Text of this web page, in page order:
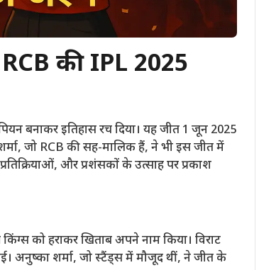
की IPL 2025
बनाकर इतिहास रच दिया। यह जीत 1 जून 2025
जो RCB की सह-मालिक हैं, ने भी इस जीत में
और प्रशंसकों के उत्साह पर प्रकाश
को हराकर खिताब अपने नाम किया। विराट
अनुष्का शर्मा, जो स्टैंड्स में मौजूद थीं, ने जीत के